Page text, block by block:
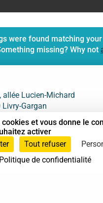
were found matching your
missing? Why not
allée Lucien-Michard
Gargan
28 09 et vous donne le
activer
Tout refuser
Politique de confidentialité